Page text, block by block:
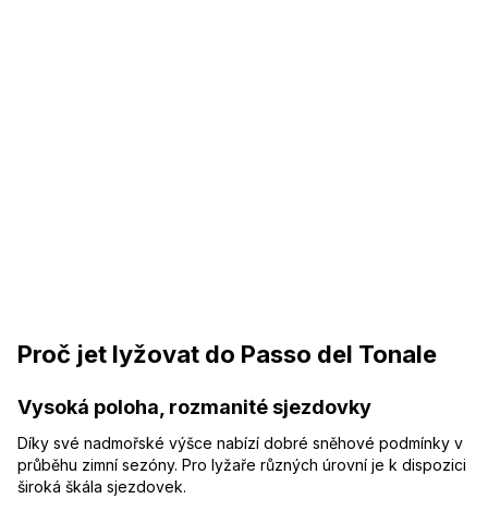
Proč jet lyžovat do Passo del Tonale
Vysoká poloha, rozmanité sjezdovky
Díky své nadmořské výšce nabízí dobré sněhové podmínky v
průběhu zimní sezóny. Pro lyžaře různých úrovní je k dispozici
široká škála sjezdovek.